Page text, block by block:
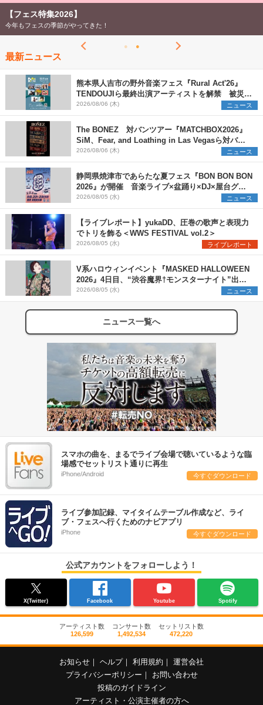
【フェス特集2026】
今年もフェスの季節がやってきた！
最新ニュース
熊本県人吉市の野外音楽フェス『Rural Act'26』
TENDOUJIら最終出演アーティストを解禁 被災地
支援プロジェクトの始動も発表
2026/08/06 (木) ニュース
The BONEZ 対バンツアー『MATCHBOX2026』
SiM、Fear, and Loathing in Las Vegasら対バン
アーティストを一斉解禁
2026/08/06 (木) ニュース
静岡県焼津市であらたな夏フェス『BON BON BON
2026』が開催 音楽ライブ×盆踊り×DJ×屋台グル
メ×ランタンナイトで彩る2日間
2026/08/05 (水) ニュース
【ライブレポート】yukaDD、圧巻の歌声と表現力
でトリを飾る＜WWS FESTIVAL vol.2＞
2026/08/05 (水) ライブレポート
V系ハロウィンイベント『MASKED HALLOWEEN
2026』4日目、“渋谷魔界†モンスターナイト”出演6
組を発表
2026/08/05 (水) ニュース
ニュース一覧へ
スマホの曲を、まるでライブ会場で聴いているような臨
場感でセットリスト通りに再生
iPhone/Android 今すぐダウンロード
ライブ参加記録、マイタイムテーブル作成など、ライ
ブ・フェスへ行くためのナビアプリ
iPhone 今すぐダウンロード
公式アカウントをフォローしよう！
X(Twitter) Facebook Youtube Spotify
アーティスト数
126,599
コンサート数
1,492,534
セットリスト数
472,220
お知らせ ヘルプ 利用規約
運営会社
プライバシーポリシー
お問い合わせ
投稿のガイドライン
アーティスト・公演主催者の方へ